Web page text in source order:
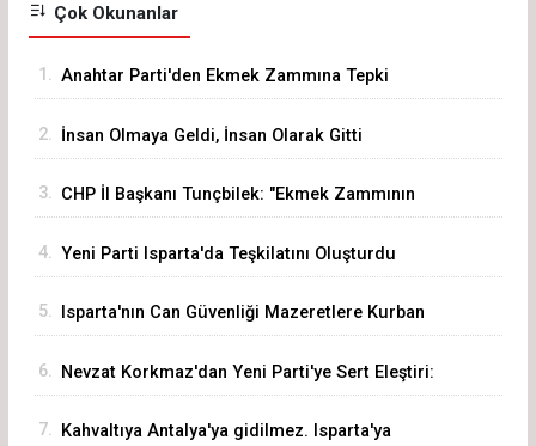
Çok Okunanlar
1. Anahtar Parti'den Ekmek Zammına Tepki
2. İnsan Olmaya Geldi, İnsan Olarak Gitti
3. CHP İl Başkanı Tunçbilek: "Ekmek Zammının
4. Yeni Parti Isparta'da Teşkilatını Oluşturdu
5.
Isparta'nın Can Güvenliği Mazeretlere Kurban
6. Nevzat Korkmaz'dan Yeni Parti'ye Sert Eleştiri:
7. Kahvaltıya Antalya'ya gidilmez. Isparta'ya